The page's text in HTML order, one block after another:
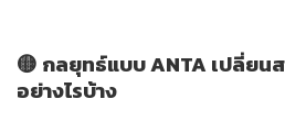
🟡 กลยุทธ์แบบ ANTA เปลี่ย
อย่างไรบ้าง